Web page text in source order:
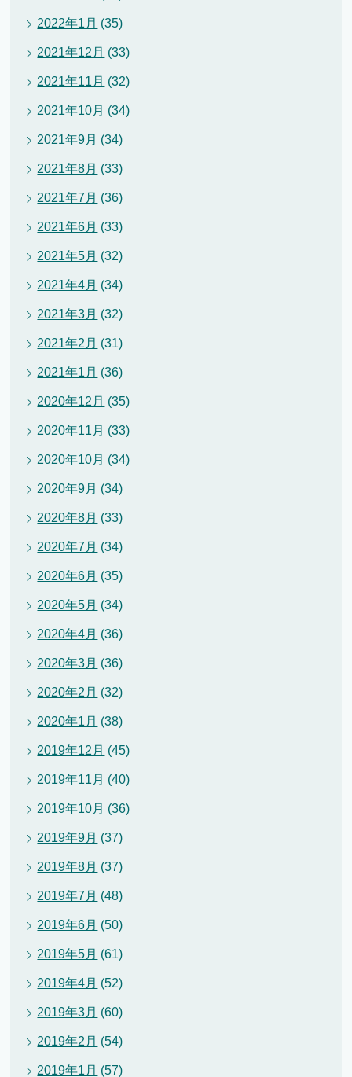
2022年1月 (35)
2021年12月 (33)
2021年11月 (32)
2021年10月 (34)
2021年9月 (34)
2021年8月 (33)
2021年7月 (36)
2021年6月 (33)
2021年5月 (32)
2021年4月 (34)
2021年3月 (32)
2021年2月 (31)
2021年1月 (36)
2020年12月 (35)
2020年11月 (33)
2020年10月 (34)
2020年9月 (34)
2020年8月 (33)
2020年7月 (34)
2020年6月 (35)
2020年5月 (34)
2020年4月 (36)
2020年3月 (36)
2020年2月 (32)
2020年1月 (38)
2019年12月 (45)
2019年11月 (40)
2019年10月 (36)
2019年9月 (37)
2019年8月 (37)
2019年7月 (48)
2019年6月 (50)
2019年5月 (61)
2019年4月 (52)
2019年3月 (60)
2019年2月 (54)
2019年1月 (57)